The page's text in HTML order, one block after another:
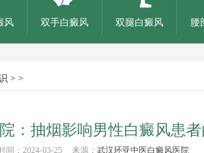
风 双手白癜风 双腿白癜风 腰
> >
：抽烟影响男性白癜风患
间：2024-03-25 来源： 武汉环亚中医白癜风医院